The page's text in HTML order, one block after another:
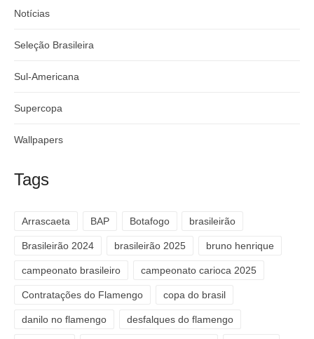
Notícias
Seleção Brasileira
Sul-Americana
Supercopa
Wallpapers
Tags
Arrascaeta BAP Botafogo brasileirão
Brasileirão 2024 brasileirão 2025 bruno henrique
campeonato brasileiro campeonato carioca 2025
Contratações do Flamengo copa do brasil
danilo no flamengo desfalques do flamengo